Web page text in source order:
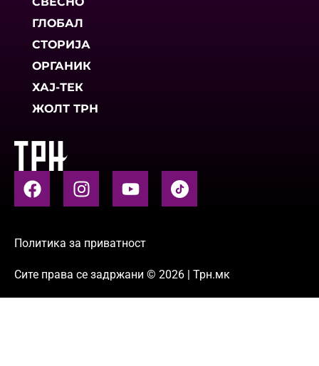
ГЛОБАЛ
СТОРИЈА
ОРГАНИК
ХАЈ-ТЕК
ЖОЛТ ТРН
Политика за приватност
Сите права се задржани © 2026 | Трн.мк